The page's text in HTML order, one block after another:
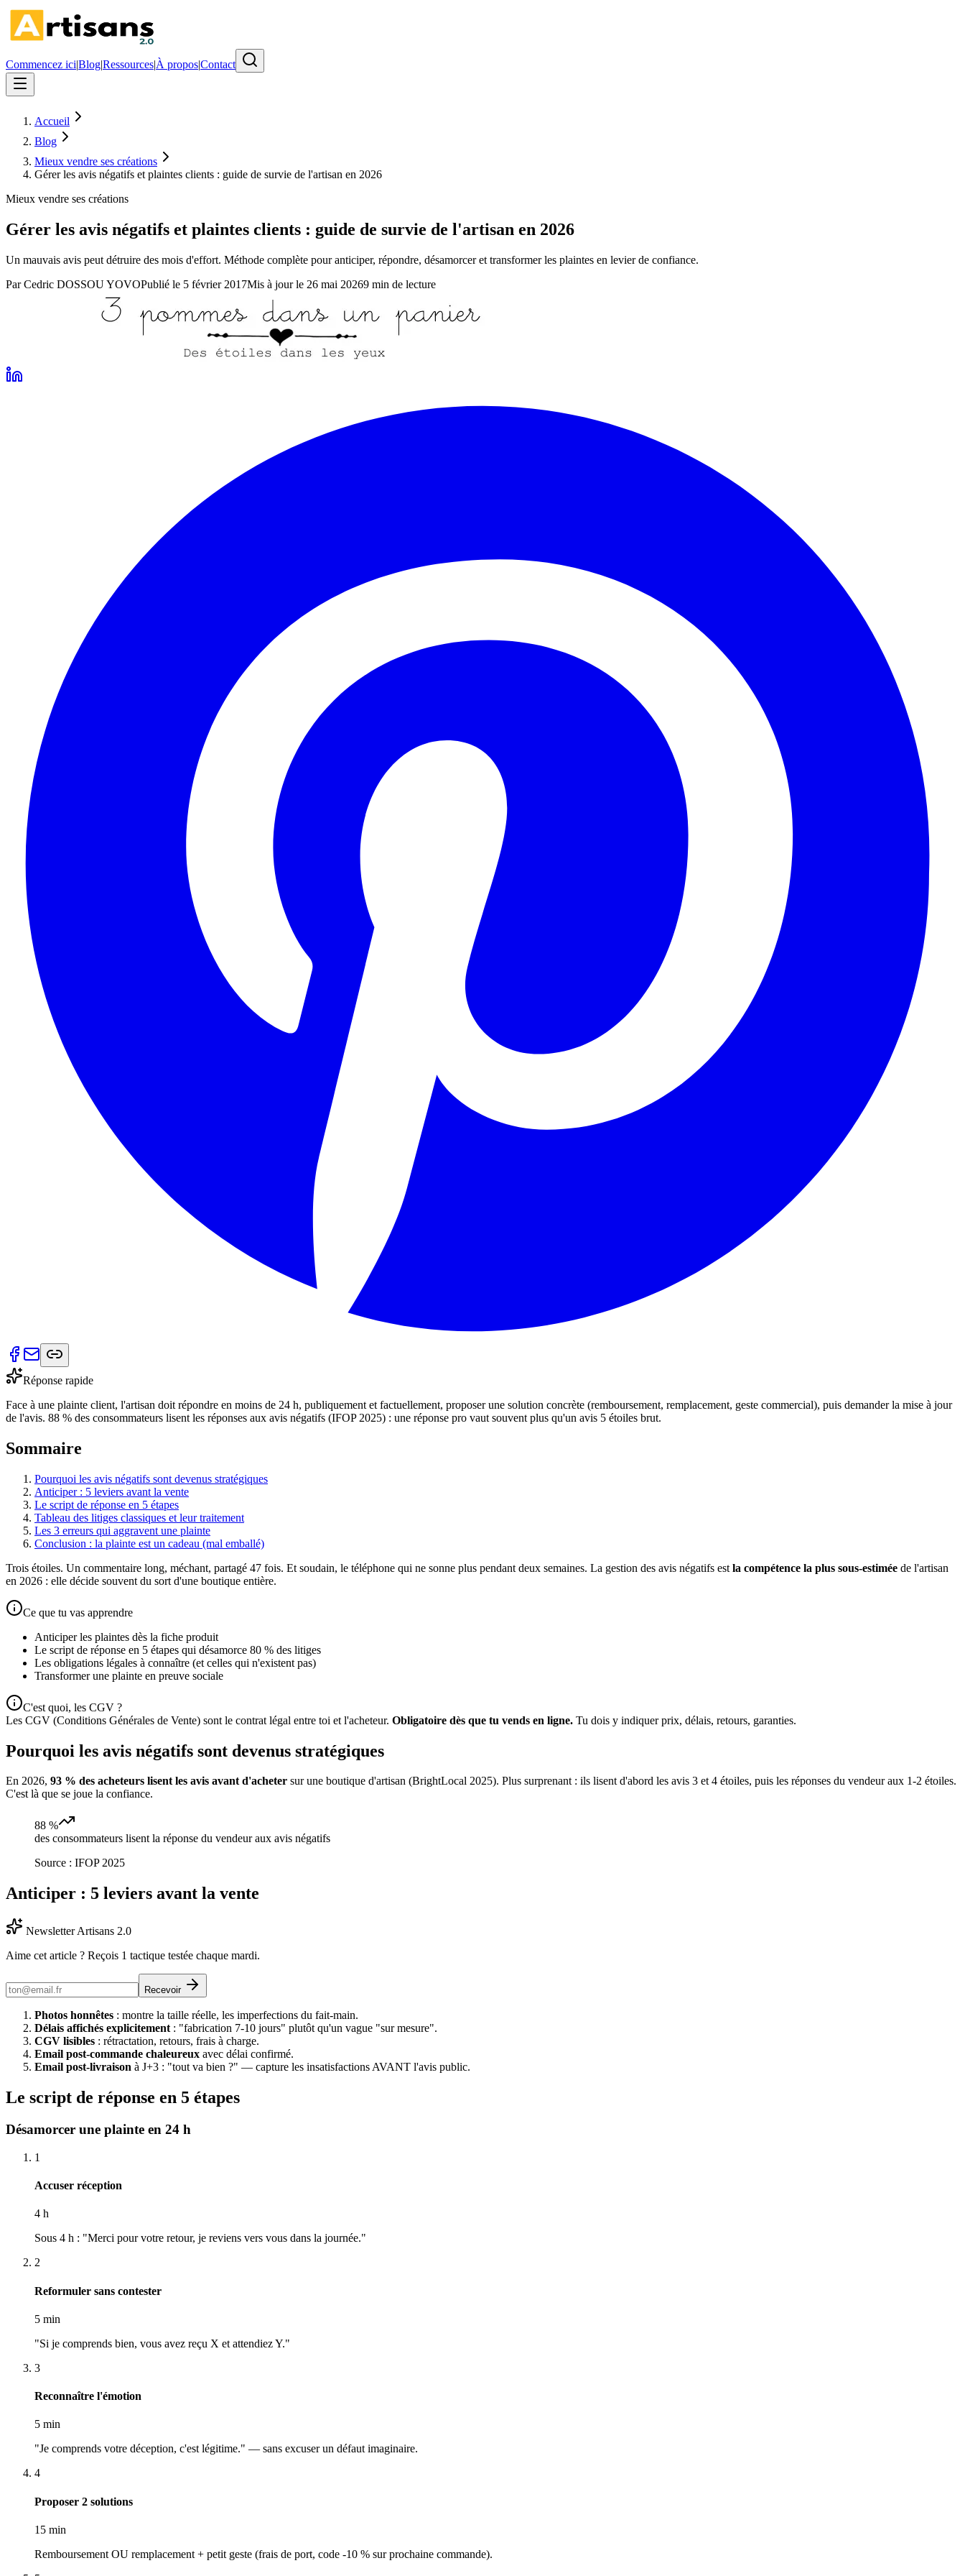
Commencez ici|Blog|Ressources|À propos|Contact
Accueil
Blog
Mieux vendre ses créations
Gérer les avis négatifs et plaintes clients : guide de survie de l'artisan en 2026
Mieux vendre ses créations
Gérer les avis négatifs et plaintes clients : guide de survie de l'artisan en 2026
Un mauvais avis peut détruire des mois d'effort. Méthode complète pour anticiper, répondre, désamorcer et transformer les plaintes en levier de confiance.
ParCedric DOSSOU YOVOPublié le 5 février 2017Mis à jour le 26 mai 20269 min de lecture
Réponse rapide
Face à une plainte client, l'artisan doit répondre en moins de 24 h, publiquement et factuellement, proposer une solution concrète (remboursement, remplacement, geste commercial), puis demander la mise à jour
de l'avis. 88 % des consommateurs lisent les réponses aux avis négatifs (IFOP 2025) : une réponse pro vaut souvent plus qu'un avis 5 étoiles brut.
Sommaire
Pourquoi les avis négatifs sont devenus stratégiques
Anticiper : 5 leviers avant la vente
Le script de réponse en 5 étapes
Tableau des litiges classiques et leur traitement
Les 3 erreurs qui aggravent une plainte
Conclusion : la plainte est un cadeau (mal emballé)
Trois étoiles. Un commentaire long, méchant, partagé 47 fois. Et soudain, le téléphone qui ne sonne plus pendant deux semaines. La gestion des avis négatifs est la compétence la plus sous-estimée de l'artisan
en 2026 : elle décide souvent du sort d'une boutique entière.
Ce que tu vas apprendre
Anticiper les plaintes dès la fiche produit
Le script de réponse en 5 étapes qui désamorce 80 % des litiges
Les obligations légales à connaître (et celles qui n'existent pas)
Transformer une plainte en preuve sociale
C'est quoi, les CGV ?
Les CGV (Conditions Générales de Vente) sont le contrat légal entre toi et l'acheteur. Obligatoire dès que tu vends en ligne. Tu dois y indiquer prix, délais, retours, garanties.
Pourquoi les avis négatifs sont devenus stratégiques
En 2026, 93 % des acheteurs lisent les avis avant d'acheter sur une boutique d'artisan (BrightLocal 2025). Plus surprenant : ils lisent d'abord les avis 3 et 4 étoiles, puis les réponses du vendeur aux 1-2 étoiles.
C'est là que se joue la confiance.
88 %
des consommateurs lisent la réponse du vendeur aux avis négatifs
Source : IFOP 2025
Anticiper : 5 leviers avant la vente
Newsletter Artisans 2.0
Aime cet article ? Reçois 1 tactique testée chaque mardi.
Recevoir
Photos honnêtes : montre la taille réelle, les imperfections du fait-main.
Délais affichés explicitement : "fabrication 7-10 jours" plutôt qu'un vague "sur mesure".
CGV lisibles : rétractation, retours, frais à charge.
Email post-commande chaleureux avec délai confirmé.
Email post-livraison à J+3 : "tout va bien ?" — capture les insatisfactions AVANT l'avis public.
Le script de réponse en 5 étapes
Désamorcer une plainte en 24 h
1
Accuser réception
4 h
Sous 4 h : "Merci pour votre retour, je reviens vers vous dans la journée."
2
Reformuler sans contester
5 min
"Si je comprends bien, vous avez reçu X et attendiez Y."
3
Reconnaître l'émotion
5 min
"Je comprends votre déception, c'est légitime." — sans excuser un défaut imaginaire.
4
Proposer 2 solutions
15 min
Remboursement OU remplacement + petit geste (frais de port, code -10 % sur prochaine commande).